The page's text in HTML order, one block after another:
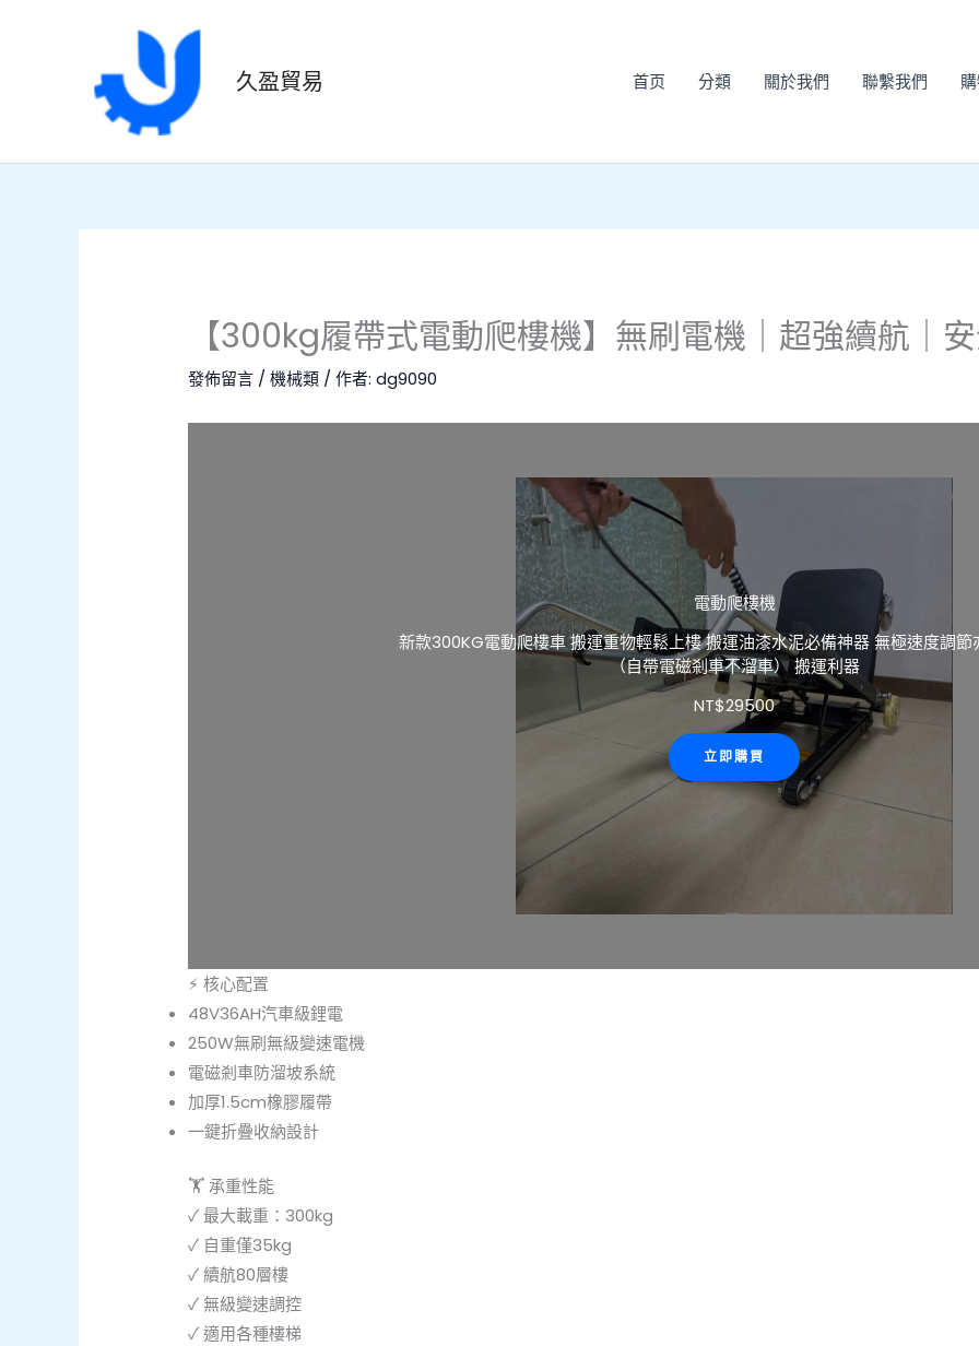
容
久盈貿易 首页 分類 關於我們 聯繫我們
【300kg履帶式電動爬樓機】無刷電機｜超強續航｜
發佈留言 /機械類 / 作者:dg9090
電動爬樓機
新款300KG電動爬樓車 搬運重物輕鬆上樓 搬運油漆水泥必備神器 無極速度調節
（自帶電磁剎車不溜車） 搬運利器
NT$29500
立即購買
⚡ 核心配置
48V36AH汽車級鋰電
250W無刷無級變速電機
電磁剎車防溜坡系統
加厚1.5cm橡膠履帶
一鍵折疊收納設計
🏋️ 承重性能
✓ 最大載重：300kg
✓ 自重僅35kg
✓ 續航80層樓
✓ 無級變速調控
✓ 適用各種樓梯